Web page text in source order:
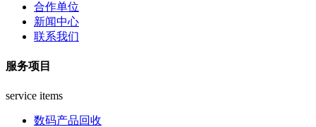
合作单位
新闻中心
联系我们
服务项目
service items
数码产品回收